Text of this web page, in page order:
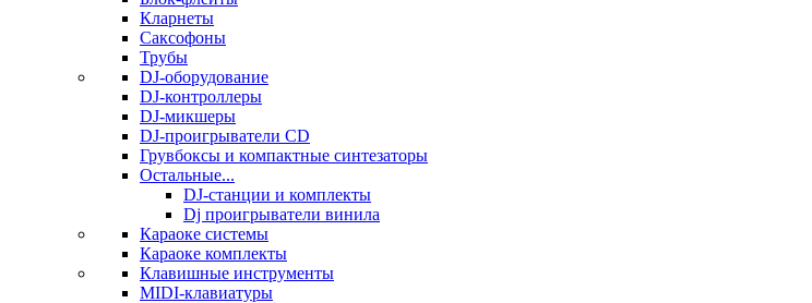
Кларнеты
Саксофоны
Трубы
DJ-оборудование
DJ-контроллеры
DJ-микшеры
DJ-проигрыватели CD
Грувбоксы и компактные синтезаторы
Остальные...
DJ-станции и комплекты
Dj проигрыватели винила
Караоке системы
Караоке комплекты
Клавишные инструменты
MIDI-клавиатуры